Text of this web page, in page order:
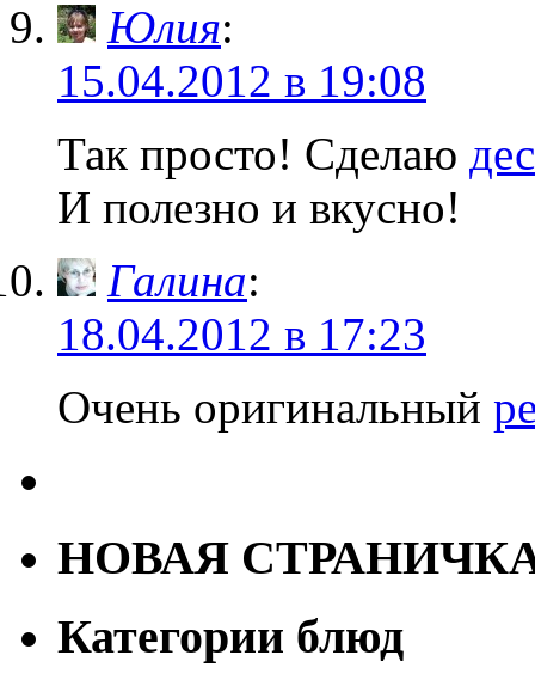
Юлия:
15.04.2012 в 19:08
Так просто! Сделаю
И полезно и вкусно!
Галина:
18.04.2012 в 17:23
Очень оригинальный
НОВАЯ
Категории блюд